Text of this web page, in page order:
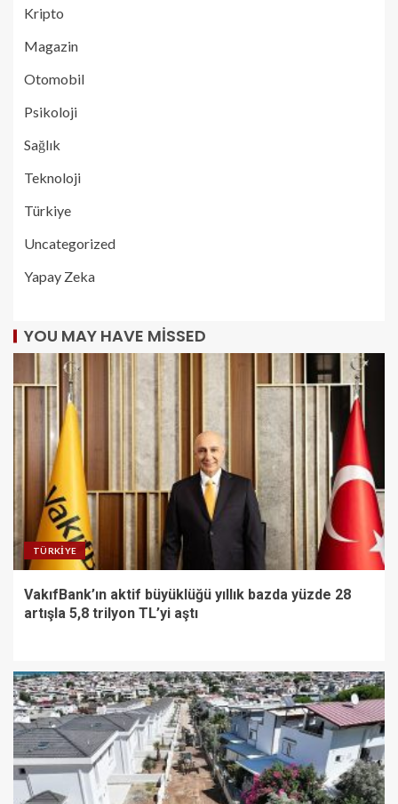
Kripto
Magazin
Otomobil
Psikoloji
Sağlık
Teknoloji
Türkiye
Uncategorized
Yapay Zeka
YOU MAY HAVE MISSED
TÜRKIYE
VakıfBank’ın aktif büyüklüğü yıllık bazda yüzde 28
artışla 5,8 trilyon TL’yi aştı